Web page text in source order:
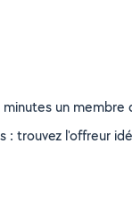
un
: trouvez l'offreur